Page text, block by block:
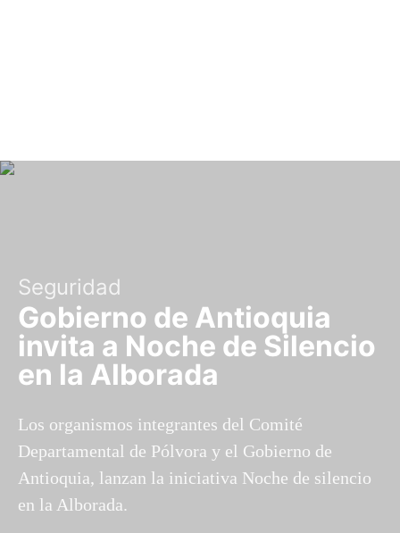
Seguridad
Gobierno de Antioquia
invita a Noche de Silencio
en la Alborada
Los organismos integrantes del Comité
Departamental de Pólvora y el Gobierno de
Antioquia, lanzan la iniciativa Noche de silencio
en la Alborada.